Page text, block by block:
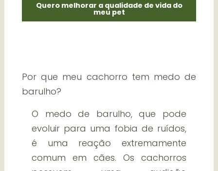
Quero melhorar a qualidade de vida do
meu pet
Por que meu cachorro tem medo de
barulho?
O medo de barulho, que pode
evoluir para uma fobia de ruídos,
é uma reação extremamente
comum em cães. Os cachorros